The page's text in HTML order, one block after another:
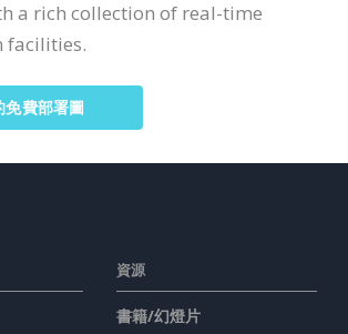
a rich collection of real-time
facilities.
免費部署圖
資源
書籍/幻燈片